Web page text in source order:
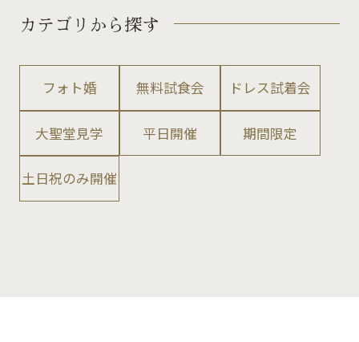
カテゴリから探す
フォト婚 無料試食会 ドレス試着会
大聖堂見学 平日開催 期間限定
土日祝のみ開催